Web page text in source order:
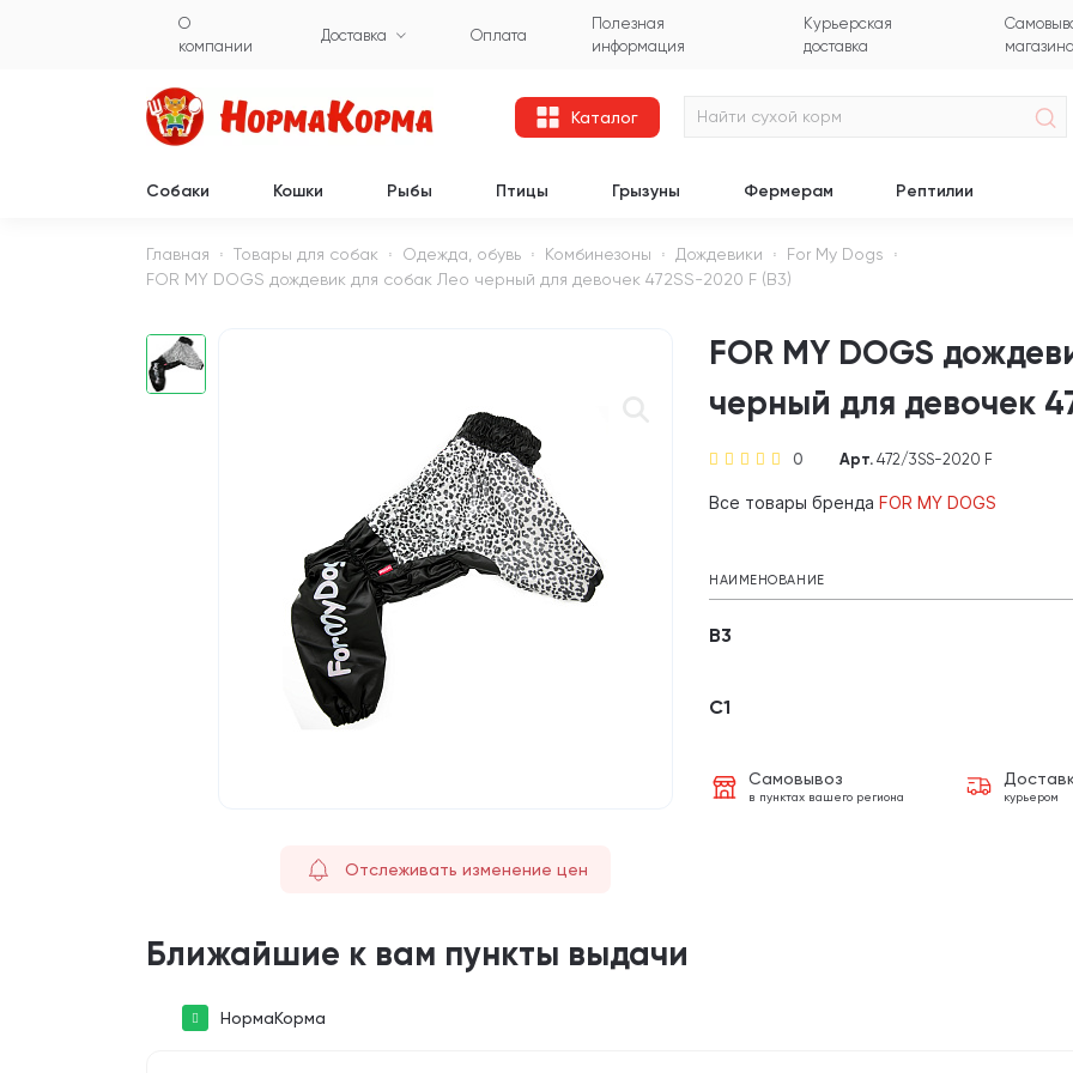
О
компании
Доставка Оплата
Полезная
информация
Курьерская
доставка
магазина
Каталог
Собаки Кошки Рыбы Птицы Грызуны Фермерам Рептилии
Главная Товары для собак Одежда, обувь Комбинезоны Дождевики
For My Dogs
FOR MY DOGS дождевик для собак Лео черный для девочек 472SS-2020 F (B3)
Отслеживать изменение цен
FOR MY DOGS
черный для девочек
0 Арт. 472/3SS-2020 F
Все товары бренда FOR MY DOGS
НАИМЕНОВАНИЕ
B3
C1
Самовывоз
в пунктах вашего региона курьером
Ближайшие к вам пункты выдачи
НормаКорма